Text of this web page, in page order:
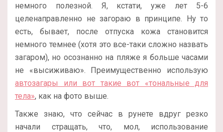
немного полезной. Я, кстати, уже лет 5-6
целенаправленно не загораю в принципе. Ну то
есть, бывает, после отпуска кожа становится
немного темнее (хотя это все-таки сложно назвать
загаром), но осознанно на пляже я больше часами
не «высиживаю». Преимущественно использую
автозагары или вот такие вот «тональные для
тела», как на фото выше.
Также знаю, что сейчас в рунете вдруг резко
начали стращать, что, мол, использование